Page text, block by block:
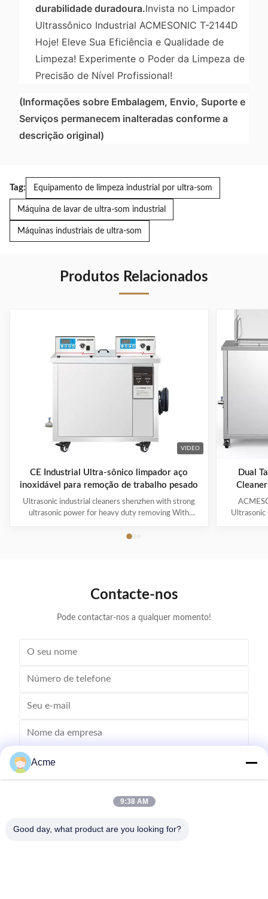
durabilidade duradoura.Invista no Limpador
Ultrassônico Industrial ACMESONIC T-2144D
Hoje! Eleve Sua Eficiência e Qualidade de
Limpeza! Experimente o Poder da Limpeza de
Precisão de Nível Profissional!
(Informações sobre Embalagem, Envio, Suporte e
Serviços permanecem inalteradas conforme a
descrição original)
Tag: Equipamento de limpeza industrial por ultra-som
Máquina de lavar de ultra-som industrial
Máquinas industriais de ultra-som
Produtos Relacionados
VIDEO
CE Industrial Ultra-sônico limpador aço
inoxidável para remoção de trabalho pesado
Ultrasonic industrial cleaners shenzhen with strong
ultrasonic power for heavy duty removing With
widely used in engine block, engine parts cleaning,
ultrasonic cleaning of engine parts,
Dual
Ultrasonic
Contacte-nos
Pode contactar-nos a qualquer momento!
Envie
Acme
9:38 AM
Good day, what product are you looking for?